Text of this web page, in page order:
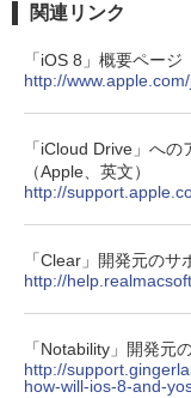
関連リンク
「iOS 8」概要ページ
http://
「iCloud Drive」へ
（Apple、英文）
http://
「Clear」開発元のサ
http://
「Notability」開発元
http://
how-will-ios-8-and-